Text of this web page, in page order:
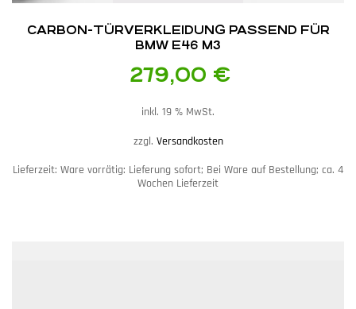
CARBON-TÜRVERKLEIDUNG PASSEND FÜR
BMW E46 M3
279,00 €
inkl. 19 % MwSt.
zzgl. Versandkosten
Lieferzeit: Ware vorrätig: Lieferung sofort; Bei Ware auf Bestellung; ca. 4
Wochen Lieferzeit